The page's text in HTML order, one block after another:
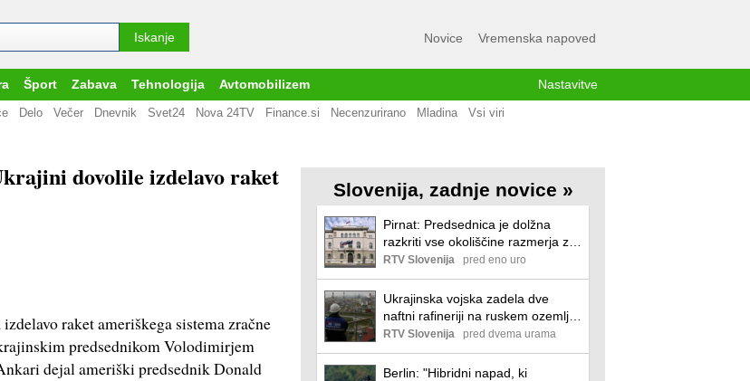
Novice Vremenska napoved
Šport Zabava Tehnologija Avtomobilizem Nastavitve
Delo Večer Dnevnik Svet24 Nova 24TV Finance.si Necenzurirano Mladina Vsi viri
dovolile izdelavo raket
raket ameriškega sistema zračne
predsednikom Volodimirjem
dejal ameriški predsednik Donald
Slovenija, zadnje novice »
Pirnat: Predsednica je dolžna
razkriti vse okoliščine razmerja z
rusko državljanko
RTV Slovenija pred eno uro
Ukrajinska vojska zadela dve
naftni rafineriji na ruskem ozemlju.
Zelenski na obisk k Vučiću.
RTV Slovenija pred dvema urama
Berlin: "Hibridni napad, ki